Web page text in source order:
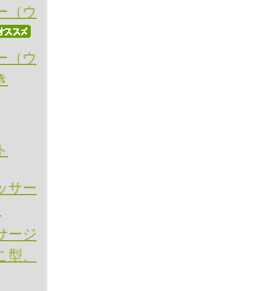
（ウ
（ウ
サー
ージ
、